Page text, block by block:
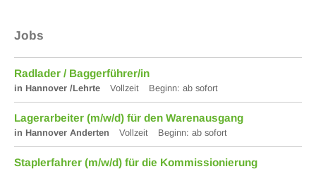
Jobs
Radlader / Baggerführer/in
in Hannover /Lehrte Vollzeit Beginn: ab sofort
Lagerarbeiter (m/w/d) für den Warenausgang
in Hannover Anderten Vollzeit Beginn: ab sofort
Stapler­fahrer (m/w/d) für die Kommis­sionierung